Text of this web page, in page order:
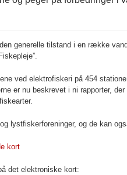
generelle tilstand i en række
ved elektrofiskeri på 454
er nu beskrevet i ni rapporter,
lystfiskerforeninger, og de kan
kort
det elektroniske kort: